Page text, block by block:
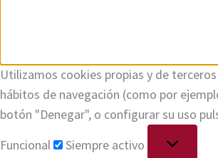
Utilizamos cookies propias y de
hábitos de navegación (como por
botón "Denegar", o configurar su uso
Funcional
Siempre activo